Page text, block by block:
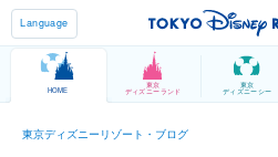
Language
HOME
東京
ディズニーランド
東京
ディズニーシー
東京ディズニーリゾート・ブログ